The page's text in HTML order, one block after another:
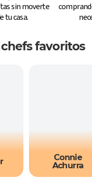
sin moverte
tu casa.
favoritos
Connie
Achurra